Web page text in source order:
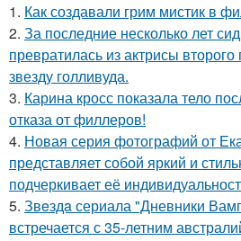
1. Как создавали грим мистик в
2. За последние несколько лет
превратилась из актрисы
звезду голливуда.
3. Карина кросс показала тело
отказа от филлеров!
4. Новая серия фотографий от
представляет собой яркий и
подчеркивает её
5. Звeздa сериала "Дневники
встречается с 35-летним